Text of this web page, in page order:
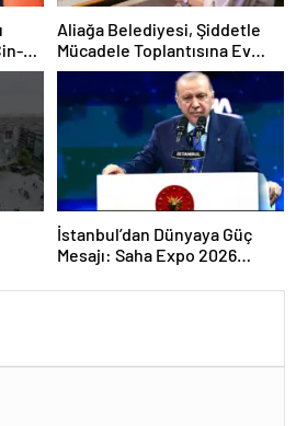
Aliağa Belediyesi, Şiddetle
Mücadele Toplantısına Ev
Sahipliği Yaptı
İstanbul’dan Dünyaya Güç
Mesajı: Saha Expo 2026